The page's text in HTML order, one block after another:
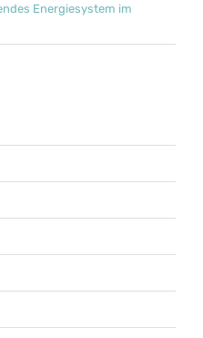
Energiesystem im